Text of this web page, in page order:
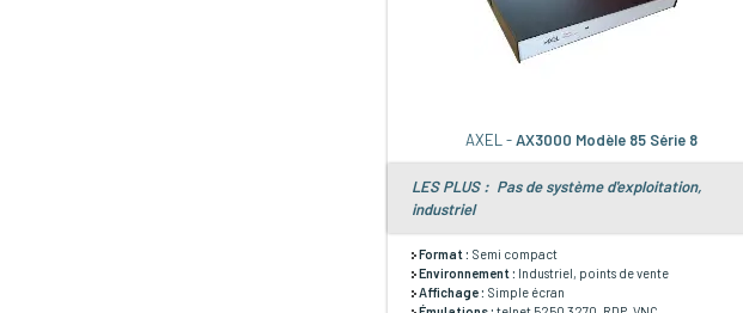
AXEL -AX3000 Modèle 85 Série 8
LES PLUS : Pas de système d'exploitation,
industriel
Format : Semi compact
Environnement : Industriel, points de vente
Affichage : Simple écran